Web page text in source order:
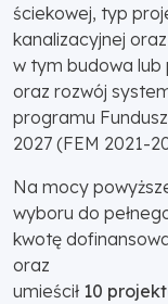
ściekowej, typ
kanalizacyjnej
w tym budowa lub
oraz rozwój
programu
2027 (FEM 2021-
Na mocy
wyboru do
kwotę
oraz
umieścił 10